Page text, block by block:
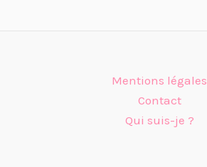
Mentions légales
Contact
Qui suis-je ?